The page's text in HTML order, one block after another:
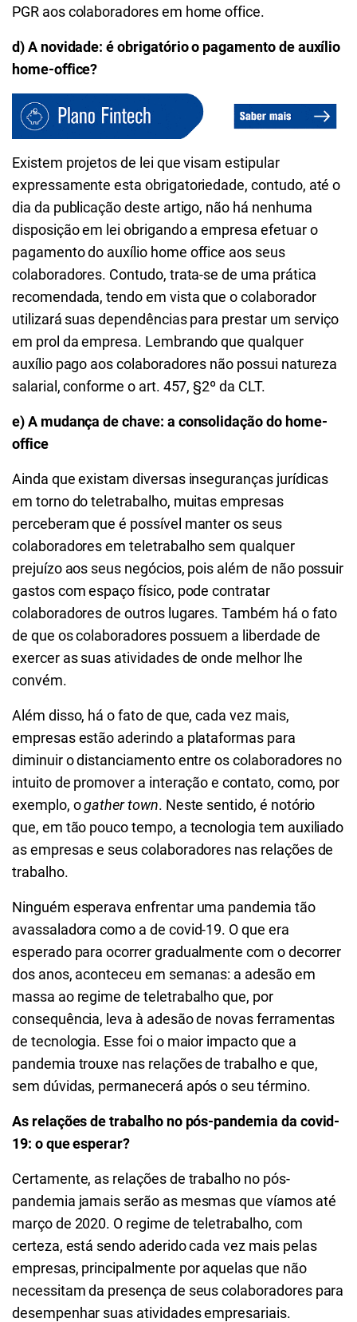
PGR aos colaboradores em home office.
d) A novidade: é obrigatório o pagamento de auxílio
home-office?
Existem projetos de lei que visam estipular
expressamente esta obrigatoriedade, contudo, até o
dia da publicação deste artigo, não há nenhuma
disposição em lei obrigando a empresa efetuar o
pagamento do auxílio home office aos seus
colaboradores. Contudo, trata-se de uma prática
recomendada, tendo em vista que o colaborador
utilizará suas dependências para prestar um serviço
em prol da empresa. Lembrando que qualquer
auxílio pago aos colaboradores não possui natureza
salarial, conforme o art. 457, §2º da CLT.
e) A mudança de chave: a consolidação do home-
office
Ainda que existam diversas inseguranças jurídicas
em torno do teletrabalho, muitas empresas
perceberam que é possível manter os seus
colaboradores em teletrabalho sem qualquer
prejuízo aos seus negócios, pois além de não possuir
gastos com espaço físico, pode contratar
colaboradores de outros lugares. Também há o fato
de que os colaboradores possuem a liberdade de
exercer as suas atividades de onde melhor lhe
convém.
Além disso, há o fato de que, cada vez mais,
empresas estão aderindo a plataformas para
diminuir o distanciamento entre os colaboradores no
intuito de promover a interação e contato, como, por
exemplo, ogather town. Neste sentido, é notório
que, em tão pouco tempo, a tecnologia tem auxiliado
as empresas e seus colaboradores nas relações de
trabalho.
Ninguém esperava enfrentar uma pandemia tão
avassaladora como a de covid-19. O que era
esperado para ocorrer gradualmente com o decorrer
dos anos, aconteceu em semanas: a adesão em
massa ao regime de teletrabalho que, por
consequência, leva à adesão de novas ferramentas
de tecnologia. Esse foi o maior impacto que a
pandemia trouxe nas relações de trabalho e que,
sem dúvidas, permanecerá após o seu término.
As relações de trabalho no pós-pandemia da covid-
19: o que esperar?
Certamente, as relações de trabalho no pós-
pandemia jamais serão as mesmas que víamos até
março de 2020. O regime de teletrabalho, com
certeza, está sendo aderido cada vez mais pelas
empresas, principalmente por aquelas que não
necessitam da presença de seus colaboradores para
desempenhar suas atividades empresariais.